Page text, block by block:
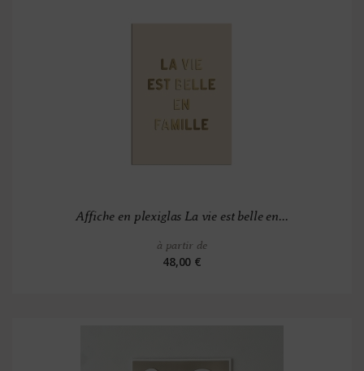
Affiche en plexiglas La vie est belle en...
à partir de
48,00 €